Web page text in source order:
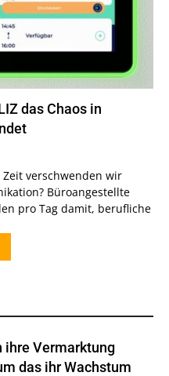
das Chaos in
Zeit verschwenden wir
Büroangestellte
pro Tag damit, berufliche
ihre Vermarktung
das ihr Wachstum